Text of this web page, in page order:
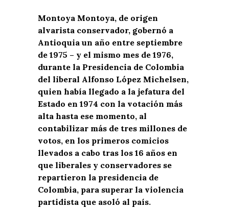
Montoya Montoya, de origen
alvarista conservador, gobernó a
Antioquia un año entre septiembre
de 1975 – y el mismo mes de 1976,
durante la Presidencia de Colombia
del liberal Alfonso López Michelsen,
quien había llegado a la jefatura del
Estado en 1974 con la votación más
alta hasta ese momento, al
contabilizar más de tres millones de
votos, en los primeros comicios
llevados a cabo tras los 16 años en
que liberales y conservadores se
repartieron la presidencia de
Colombia, para superar la violencia
partidista que asoló al país.